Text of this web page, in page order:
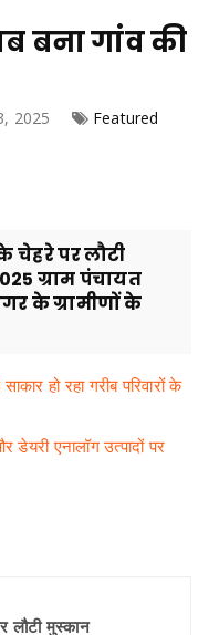
बना गांव की
2025 Featured
चेहरे पर लौटी
ग्राम पंचायत
के ग्रामीणों के
हो रहा गरीब परिवारों के
एनालॉग उत्पादों पर
लौटी मुस्कान